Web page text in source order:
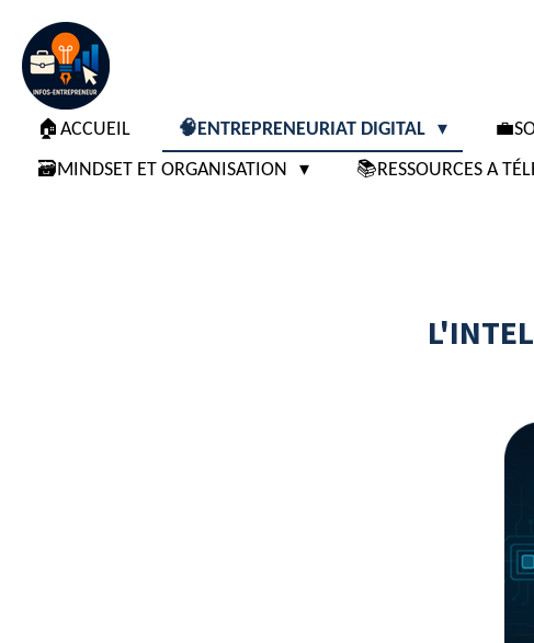
Passer
au
contenu
principal
🏠ACCUEIL 🧠ENTREPRENEURIAT DIGITAL
🗃️MINDSET ET ORGANISATION
📚RESSOURCES A